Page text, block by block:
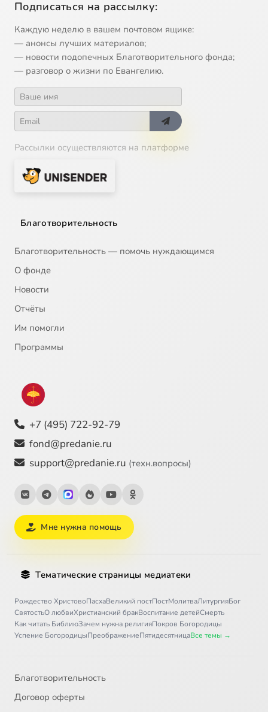
Подписаться на рассылку:
Каждую неделю в вашем почтовом ящике:
— анонсы лучших материалов;
— новости подопечных Благотворительного фонда;
— разговор о жизни по Евангелию.
Рассылки осуществляются на платформе
Благотворительность
Благотворительность — помочь нуждающимся
О фонде
Новости
Отчёты
Им помогли
Программы
+7 (495) 722-92-79
fond@predanie.ru
support@predanie.ru (техн.вопросы)
Мне нужна помощь
Тематические страницы медиатеки
Рождество ХристовоПасхаВеликий постПостМолитваЛитургияБог
СвятостьО любвиХристианский бракВоспитание детейСмерть
Как читать БиблиюЗачем нужна религияПокров Богородицы
Успение БогородицыПреображениеПятидесятницаВсе темы →
Благотворительность
Договор оферты